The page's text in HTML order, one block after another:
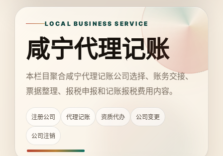
LOCAL BUSINESS SERVICE
咸宁代理记账
本栏目聚合咸宁代理记账公司选择、账务交接、
票据整理、报税申报和记账报税费用内容。
注册公司 代理记账 资质代办 公司变更
公司注销